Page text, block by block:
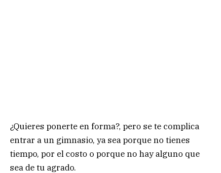
¿Quieres ponerte en forma?, pero se te complica
entrar a un gimnasio, ya sea porque no tienes
tiempo, por el costo o porque no hay alguno que
sea de tu agrado.